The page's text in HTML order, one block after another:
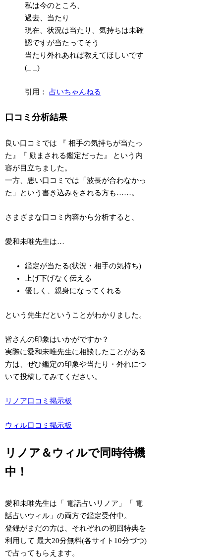
私は今のところ、
過去、当たり
現在、状況は当たり、気持ちは未確
認ですが当たってそう
当たり外れあれば教えてほしいです
(_ _)
引用：占いちゃんねる
口コミ分析結果
良い口コミでは 『相手の気持ちが当たっ
た 』『 励まされる鑑定だった 』
という内
容が目立ちました。
一方、悪い口コミでは「波長が合わなかっ
た」という書き込みをされる方も……。
さまざまな口コミ内容から分析すると、
愛和未唯先生は…
鑑定が当たる(状況・相手の気持ち)
上げ下げなく伝える
優しく、親身になってくれる
という先生だということがわかりました。
皆さんの印象はいかがですか？
実際に愛和未唯先生に相談したことがある
方は、ぜひ鑑定の印象や当たり・外れにつ
いて投稿してみてください。
リノア口コミ掲示板
ウィル口コミ掲示板
リノア＆ウィルで同時待機
中！
愛和未唯先生は「 電話占いリノア 」「 電
話占いウィル 」の両方で鑑定受付中。
登録がまだの方は、それぞれの初回特典を
利用して最大20分無料(各サイト10分づつ)
で占ってもらえます。